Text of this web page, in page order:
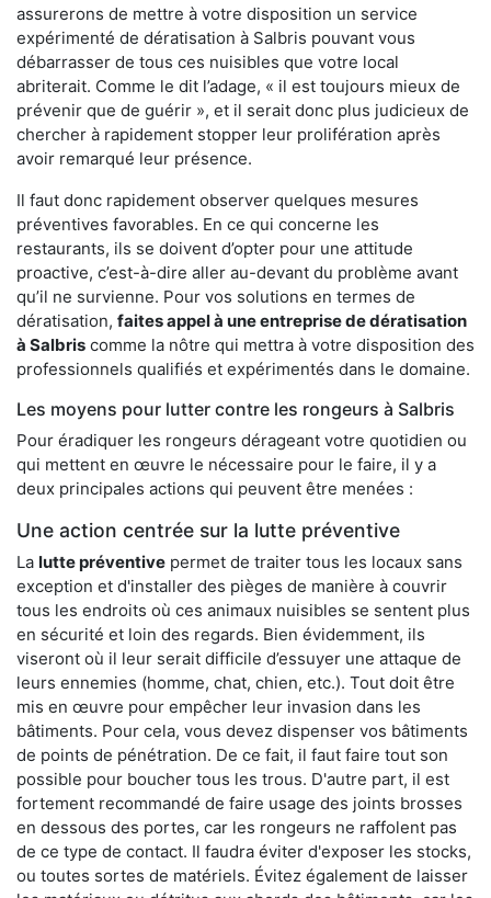
assurerons de mettre à votre disposition un service
expérimenté de dératisation à Salbris pouvant vous
débarrasser de tous ces nuisibles que votre local
abriterait. Comme le dit l’adage, « il est toujours mieux de
prévenir que de guérir », et il serait donc plus judicieux de
chercher à rapidement stopper leur prolifération après
avoir remarqué leur présence.
Il faut donc rapidement observer quelques mesures
préventives favorables. En ce qui concerne les
restaurants, ils se doivent d’opter pour une attitude
proactive, c’est-à-dire aller au-devant du problème avant
qu’il ne survienne. Pour vos solutions en termes de
dératisation, faites appel à une entreprise de dératisation
à Salbris comme la nôtre qui mettra à votre disposition des
professionnels qualifiés et expérimentés dans le domaine.
Les moyens pour lutter contre les rongeurs à Salbris
Pour éradiquer les rongeurs dérageant votre quotidien ou
qui mettent en œuvre le nécessaire pour le faire, il y a
deux principales actions qui peuvent être menées :
Une action centrée sur la lutte préventive
La lutte préventive permet de traiter tous les locaux sans
exception et d'installer des pièges de manière à couvrir
tous les endroits où ces animaux nuisibles se sentent plus
en sécurité et loin des regards. Bien évidemment, ils
viseront où il leur serait difficile d’essuyer une attaque de
leurs ennemies (homme, chat, chien, etc.). Tout doit être
mis en œuvre pour empêcher leur invasion dans les
bâtiments. Pour cela, vous devez dispenser vos bâtiments
de points de pénétration. De ce fait, il faut faire tout son
possible pour boucher tous les trous. D'autre part, il est
fortement recommandé de faire usage des joints brosses
en dessous des portes, car les rongeurs ne raffolent pas
de ce type de contact. Il faudra éviter d'exposer les stocks,
ou toutes sortes de matériels. Évitez également de laisser